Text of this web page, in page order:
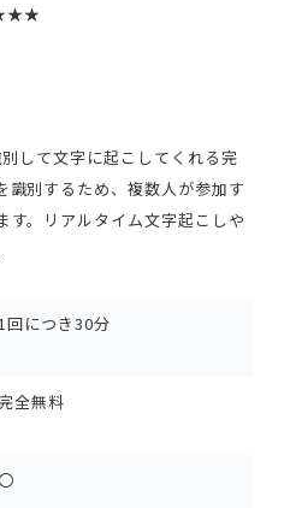
して文字に起こしてくれる完
識別するため、複数人が参加す
す。リアルタイム文字起こしや
1回につき30分
全無料
〇